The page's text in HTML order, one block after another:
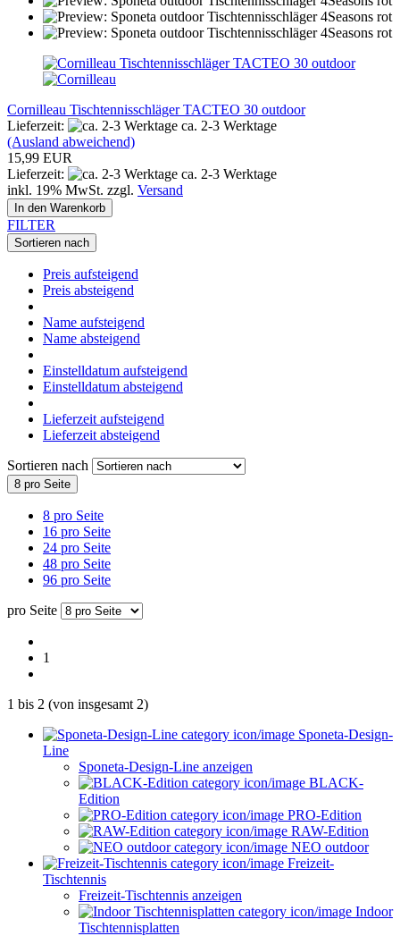
Cornilleau Tischtennisschläger TACTEO 30 outdoor
Lieferzeit:
ca. 2-3 Werktage
(Ausland abweichend)
15,99 EUR
Lieferzeit:
ca. 2-3 Werktage
inkl. 19% MwSt. zzgl. Versand
In den Warenkorb
FILTER
Sortieren nach
Preis aufsteigend
Preis absteigend
Name aufsteigend
Name absteigend
Einstelldatum aufsteigend
Einstelldatum absteigend
Lieferzeit aufsteigend
Lieferzeit absteigend
Sortieren nach
8 pro Seite
8 pro Seite
16 pro Seite
24 pro Seite
48 pro Seite
96 pro Seite
pro Seite
1
1 bis 2 (von insgesamt 2)
Sponeta-Design-
Line
Sponeta-Design-Line anzeigen
BLACK-
Edition
PRO-Edition
RAW-Edition
NEO outdoor
Freizeit-
Tischtennis
Freizeit-Tischtennis anzeigen
Indoor
Tischtennisplatten